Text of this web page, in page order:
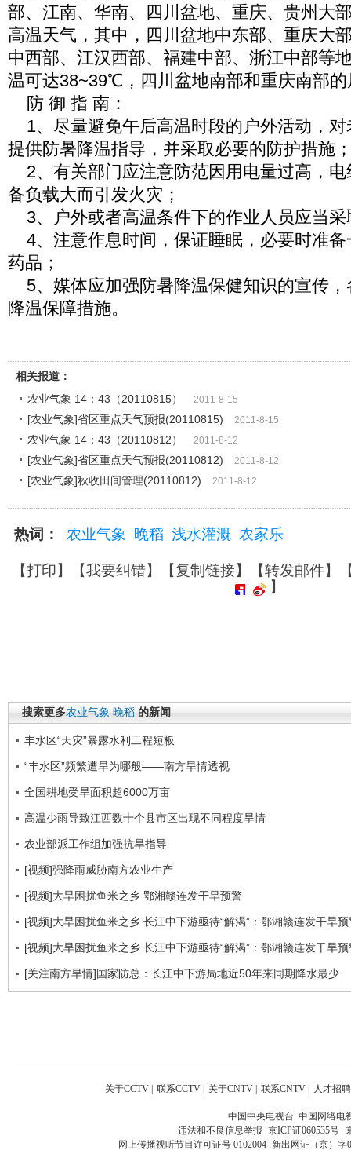
部、江南、华南、四川盆地、重庆、贵州大
高温天气，其中，四川盆地中东部、重庆大
中西部、江汉西部、福建中部、浙江中部等
温可达38~39℃，四川盆地南部和重庆南部
防 御 指 南：
1、尽量避免午后高温时段的户外活动，对
提供防暑降温指导，并采取必要的防护措施
2、有关部门应注意防范因用电量过高，电
备负载大而引发火灾；
3、户外或者高温条件下的作业人员应当采
4、注意作息时间，保证睡眠，必要时准备
药品；
5、媒体应加强防暑降温保健知识的宣传，
降温保障措施。
相关报道：
农业气象 14：43（20110815）
2011-8-15
[农业气象]省区重点天气预报(20110815) 2011-8-15
农业气象 14：43（20110812） 2011-8-12
[农业气象]省区重点天气预报(20110812) 2011-8-12
[农业气象]秋收田间管理(20110812) 2011-8-12
热词： 农业气象 晚稻 浅水灌溉 农家乐
【打印】【我要纠错】【复制链接】【转发邮件】
】
搜索更多农业气象 晚稻 的新闻
丰水区“天灾”暴露水利工程短板
“丰水区”频繁遭旱为哪般——南方旱情透视
全国耕地受旱面积超6000万亩
高温少雨导致江西数十个县市区出现不同程度旱情
农业部派工作组加强抗旱指导
[视频]强降雨威胁南方农业生产
[视频]大旱困扰鱼米之乡 鄂湘赣连发干旱预警
[视频]大旱困扰鱼米之乡 长江中下游亟待“解渴”：鄂湘赣连发干旱预
[视频]大旱困扰鱼米之乡 长江中下游亟待“解渴”：鄂湘赣连发干旱预
[关注南方旱情]国家防总：长江中下游局地近50年来同期降水最少
关于CCTV 联系CCTV 关于CNTV 联系CNTV 人才招聘
中国中央电视台 中国网络电
违法和不良信息举报 京ICP证060535号
网上传播视听节目许可证号 0102004 新出网证（京）